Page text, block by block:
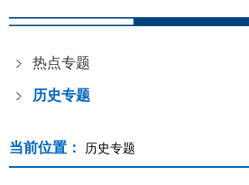
热点专题
历史专题
当前位置： 历史专题